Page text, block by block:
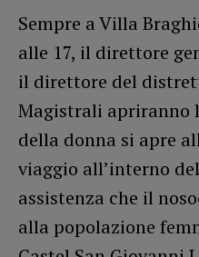
Sempre a Villa
alle 17, il direttore
il direttore del
Magistrali apriranno
della donna si apre
viaggio all’interno
assistenza che il
alla popolazione